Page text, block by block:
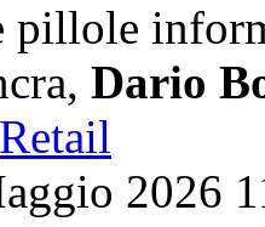
pillole
Dario
Retail
2026